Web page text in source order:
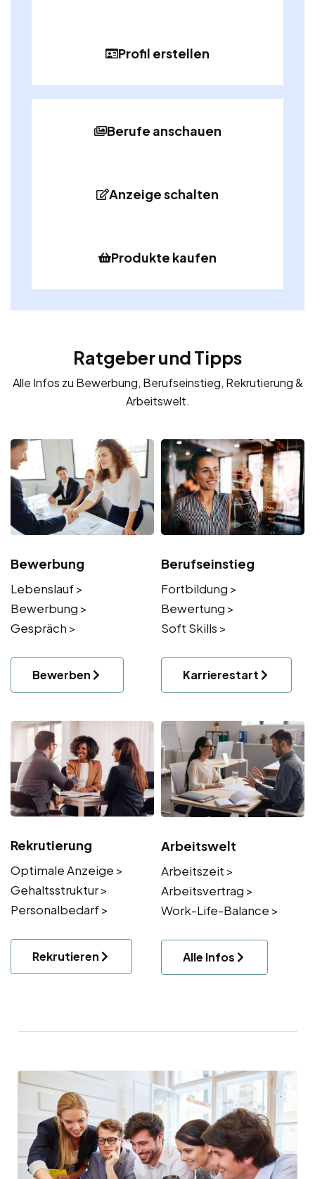
Profil erstellen
Berufe anschauen
Anzeige schalten
Produkte kaufen
Ratgeber und Tipps
Alle Infos zu Bewerbung, Berufseinstieg, Rekrutierung &
Arbeitswelt.
Bewerbung
Lebenslauf >
Bewerbung >
Gespräch >
Bewerben
Berufseinstieg
Fortbildung >
Bewertung >
Soft Skills >
Karrierestart
Rekrutierung
Optimale Anzeige >
Gehaltsstruktur >
Personalbedarf >
Rekrutieren
Arbeitswelt
Arbeitszeit >
Arbeitsvertrag >
Work-Life-Balance >
Alle Infos